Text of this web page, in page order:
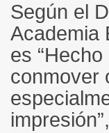
Según el
Academia
es
conmover